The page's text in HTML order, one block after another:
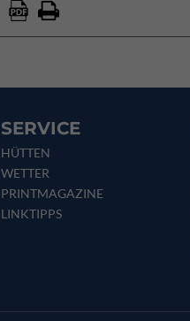
SERVICE
HÜTTEN
WETTER
PRINTMAGAZINE
LINKTIPPS